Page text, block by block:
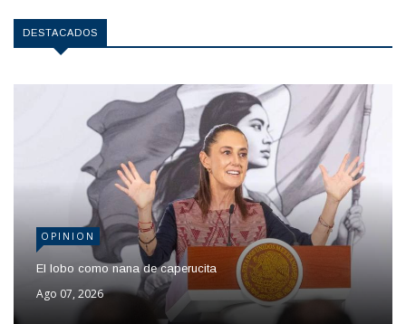
DESTACADOS
OPINION
El lobo como nana de caperucita
Ago 07, 2026